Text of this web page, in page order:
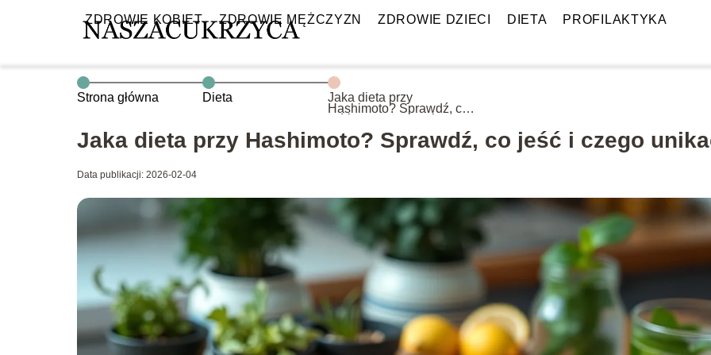
ZDROWIE KOBIET ZDROWIE MĘŻCZYZN ZDROWIE DZIECI DIETA PROFILAKTYKA
Strona główna Dieta
Jaka dieta przy
Hashimoto? Sprawdź, co
Jaka dieta przy Hashimoto? Sprawdź, co jeść i czego
Data publikacji: 2026-02-04